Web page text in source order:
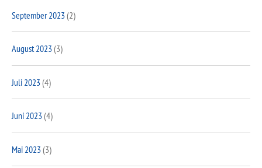
September 2023(2)
August 2023(3)
Juli 2023(4)
Juni 2023(4)
Mai 2023(3)